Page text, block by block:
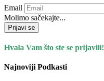
Email
Molimo sačekajte...
Prijavi se
Hvala Vam što ste se prijavili!
Najnoviji Podkasti